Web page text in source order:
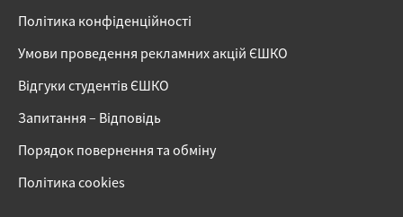
Політика конфіденційності
Умови проведення рекламних акцій ЄШКО
Відгуки студентів ЄШКО
Запитання – Відповідь
Порядок повернення та обміну
Політика cookies